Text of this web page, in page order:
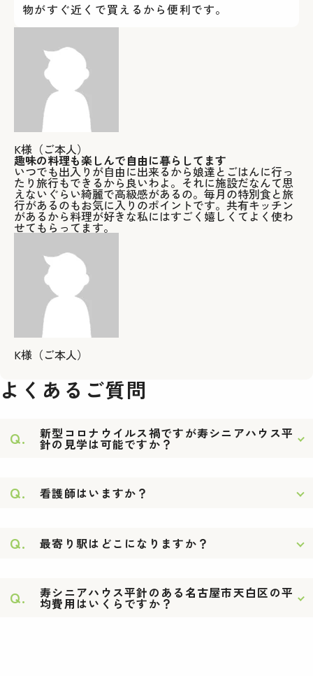
物がすぐ近くで買えるから便利です。
K様（ご本人）
趣味の料理も楽しんで自由に暮らしてます
いつでも出入りが自由に出来るから娘達とごはんに行っ
たり旅行もできるから良いわよ。それに施設だなんて思
えないぐらい綺麗で高級感があるの。毎月の特別食と旅
行があるのもお気に入りのポイントです。共有キッチン
があるから料理が好きな私にはすごく嬉しくてよく使わ
せてもらってます。
K様（ご本人）
よくあるご質問
Q. 新型コロナウイルス禍ですが寿シニアハウス平
針の見学は可能ですか？
Q. 看護師はいますか？
Q. 最寄り駅はどこになりますか？
Q. 寿シニアハウス平針のある名古屋市天白区の平
均費用はいくらですか？